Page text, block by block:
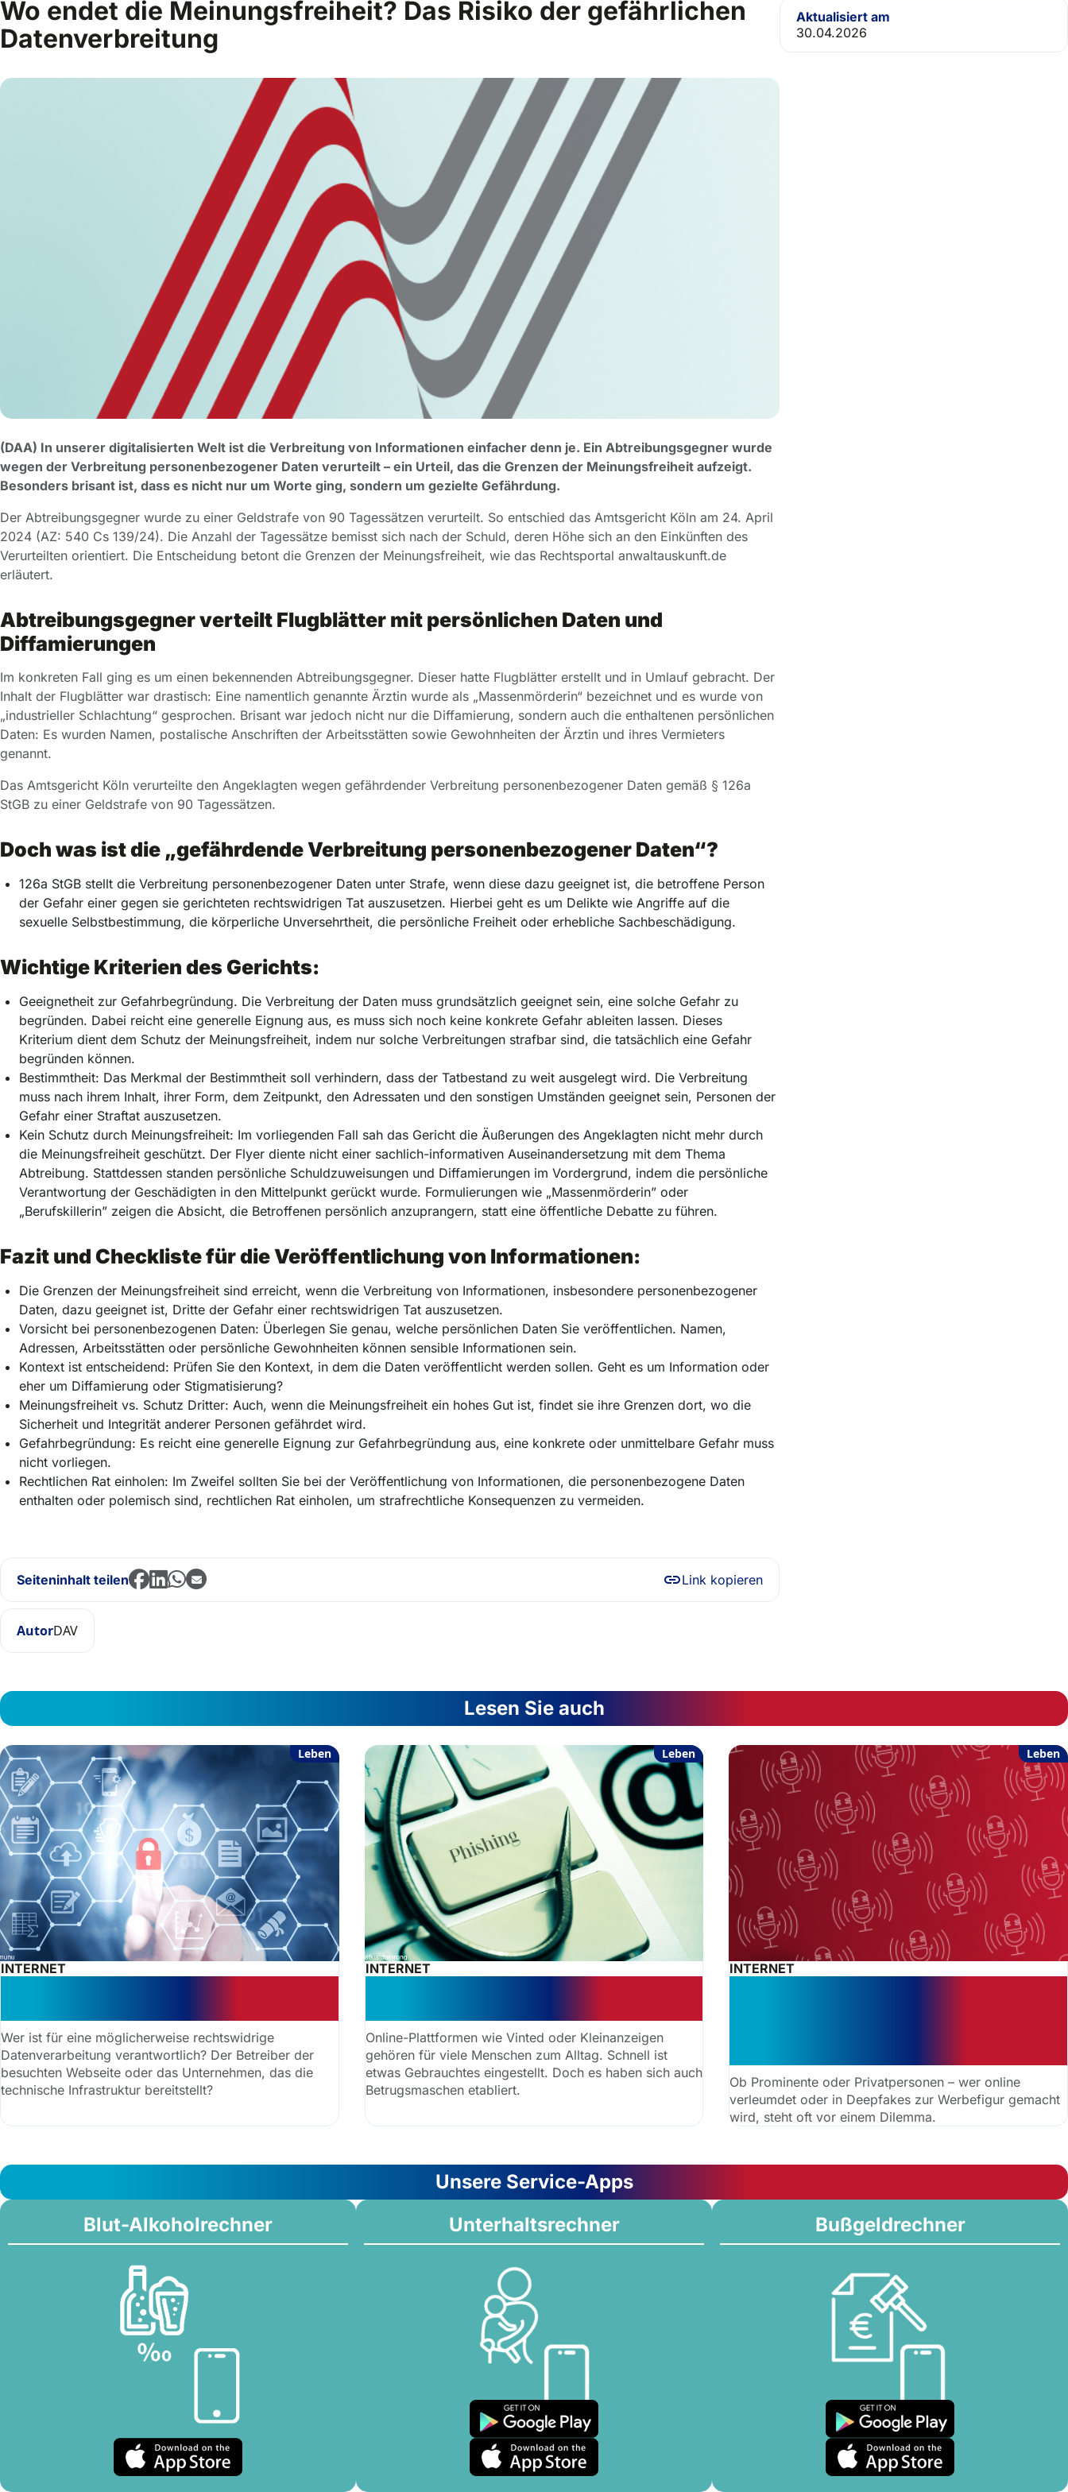
Wo endet die Meinungsfreiheit? Das Risiko der gefährlichen
Datenverbreitung
(DAA) In unserer digitalisierten Welt ist die Verbreitung von Informationen einfacher denn je. Ein Abtreibungsgegner wurde
wegen der Verbreitung personenbezogener Daten verurteilt – ein Urteil, das die Grenzen der Meinungsfreiheit aufzeigt.
Besonders brisant ist, dass es nicht nur um Worte ging, sondern um gezielte Gefährdung.
Der Abtreibungsgegner wurde zu einer Geldstrafe von 90 Tagessätzen verurteilt. So entschied das Amtsgericht Köln am 24. April
2024 (AZ: 540 Cs 139/24). Die Anzahl der Tagessätze bemisst sich nach der Schuld, deren Höhe sich an den Einkünften des
Verurteilten orientiert. Die Entscheidung betont die Grenzen der Meinungsfreiheit, wie das Rechtsportal anwaltauskunft.de
erläutert.
Abtreibungsgegner verteilt Flugblätter mit persönlichen Daten und
Diffamierungen
Im konkreten Fall ging es um einen bekennenden Abtreibungsgegner. Dieser hatte Flugblätter erstellt und in Umlauf gebracht. Der
Inhalt der Flugblätter war drastisch: Eine namentlich genannte Ärztin wurde als „Massenmörderin“ bezeichnet und es wurde von
„industrieller Schlachtung“ gesprochen. Brisant war jedoch nicht nur die Diffamierung, sondern auch die enthaltenen persönlichen
Daten: Es wurden Namen, postalische Anschriften der Arbeitsstätten sowie Gewohnheiten der Ärztin und ihres Vermieters
genannt.
Das Amtsgericht Köln verurteilte den Angeklagten wegen gefährdender Verbreitung personenbezogener Daten gemäß § 126a
StGB zu einer Geldstrafe von 90 Tagessätzen.
Doch was ist die „gefährdende Verbreitung personenbezogener Daten“?
126a StGB stellt die Verbreitung personenbezogener Daten unter Strafe, wenn diese dazu geeignet ist, die betroffene Person
der Gefahr einer gegen sie gerichteten rechtswidrigen Tat auszusetzen. Hierbei geht es um Delikte wie Angriffe auf die
sexuelle Selbstbestimmung, die körperliche Unversehrtheit, die persönliche Freiheit oder erhebliche Sachbeschädigung.
Wichtige Kriterien des Gerichts:
Geeignetheit zur Gefahrbegründung. Die Verbreitung der Daten muss grundsätzlich geeignet sein, eine solche Gefahr zu
begründen. Dabei reicht eine generelle Eignung aus, es muss sich noch keine konkrete Gefahr ableiten lassen. Dieses
Kriterium dient dem Schutz der Meinungsfreiheit, indem nur solche Verbreitungen strafbar sind, die tatsächlich eine Gefahr
begründen können.
Bestimmtheit: Das Merkmal der Bestimmtheit soll verhindern, dass der Tatbestand zu weit ausgelegt wird. Die Verbreitung
muss nach ihrem Inhalt, ihrer Form, dem Zeitpunkt, den Adressaten und den sonstigen Umständen geeignet sein, Personen der
Gefahr einer Straftat auszusetzen.
Kein Schutz durch Meinungsfreiheit: Im vorliegenden Fall sah das Gericht die Äußerungen des Angeklagten nicht mehr durch
die Meinungsfreiheit geschützt. Der Flyer diente nicht einer sachlich-informativen Auseinandersetzung mit dem Thema
Abtreibung. Stattdessen standen persönliche Schuldzuweisungen und Diffamierungen im Vordergrund, indem die persönliche
Verantwortung der Geschädigten in den Mittelpunkt gerückt wurde. Formulierungen wie „Massenmörderin” oder
„Berufskillerin” zeigen die Absicht, die Betroffenen persönlich anzuprangern, statt eine öffentliche Debatte zu führen.
Fazit und Checkliste für die Veröffentlichung von Informationen:
Die Grenzen der Meinungsfreiheit sind erreicht, wenn die Verbreitung von Informationen, insbesondere personenbezogener
Daten, dazu geeignet ist, Dritte der Gefahr einer rechtswidrigen Tat auszusetzen.
Vorsicht bei personenbezogenen Daten: Überlegen Sie genau, welche persönlichen Daten Sie veröffentlichen. Namen,
Adressen, Arbeitsstätten oder persönliche Gewohnheiten können sensible Informationen sein.
Kontext ist entscheidend: Prüfen Sie den Kontext, in dem die Daten veröffentlicht werden sollen. Geht es um Information oder
eher um Diffamierung oder Stigmatisierung?
Meinungsfreiheit vs. Schutz Dritter: Auch, wenn die Meinungsfreiheit ein hohes Gut ist, findet sie ihre Grenzen dort, wo die
Sicherheit und Integrität anderer Personen gefährdet wird.
Gefahrbegründung: Es reicht eine generelle Eignung zur Gefahrbegründung aus, eine konkrete oder unmittelbare Gefahr muss
nicht vorliegen.
Rechtlichen Rat einholen: Im Zweifel sollten Sie bei der Veröffentlichung von Informationen, die personenbezogene Daten
enthalten oder polemisch sind, rechtlichen Rat einholen, um strafrechtliche Konsequenzen zu vermeiden.
Seiteninhalt teilen Link kopieren
AutorDAV
Aktualisiert am
30.04.2026
Lesen Sie auch
Leben
INTERNET
Wer ist für eine möglicherweise rechtswidrige
Datenverarbeitung verantwortlich? Der Betreiber der
besuchten Webseite oder das Unternehmen, das die
technische Infrastruktur bereitstellt?
Leben
INTERNET
Online-Plattformen wie Vinted oder Kleinanzeigen
gehören für viele Menschen zum Alltag. Schnell ist
etwas Gebrauchtes eingestellt. Doch es haben sich auch
Betrugsmaschen etabliert.
Leben
INTERNET
Ob Prominente oder Privatpersonen – wer online
verleumdet oder in Deepfakes zur Werbefigur gemacht
wird, steht oft vor einem Dilemma.
Unsere Service-Apps
Blut-Alkoholrechner
Unterhaltsrechner Bußgeldrechner